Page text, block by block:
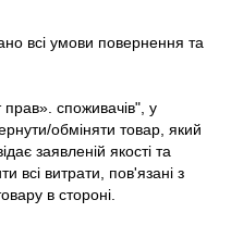
всі умови повернення та
прав». споживачів", у
обміняти товар, який
заявленій якості та
всі витрати, пов'язані з
в стороні.